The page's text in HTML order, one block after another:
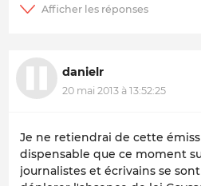
danielr
20 mai 2013 à 13:52:25
Je ne retiendrai de cette
dispensable que ce moment
journalistes et écrivains se